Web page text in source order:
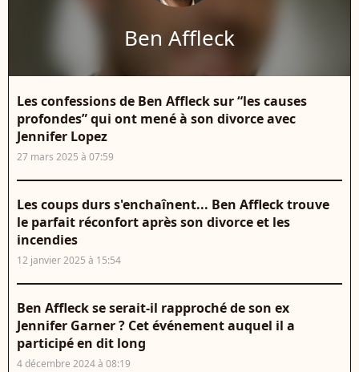
Ben Affleck
Les confessions de Ben Affleck sur “les causes
profondes” qui ont mené à son divorce avec
Jennifer Lopez
27 mars 2025 à 07:59
Les coups durs s'enchaînent... Ben Affleck trouve
le parfait réconfort après son divorce et les
incendies
12 janvier 2025 à 15:54
Ben Affleck se serait-il rapproché de son ex
Jennifer Garner ? Cet événement auquel il a
participé en dit long
4 décembre 2024 à 08:19